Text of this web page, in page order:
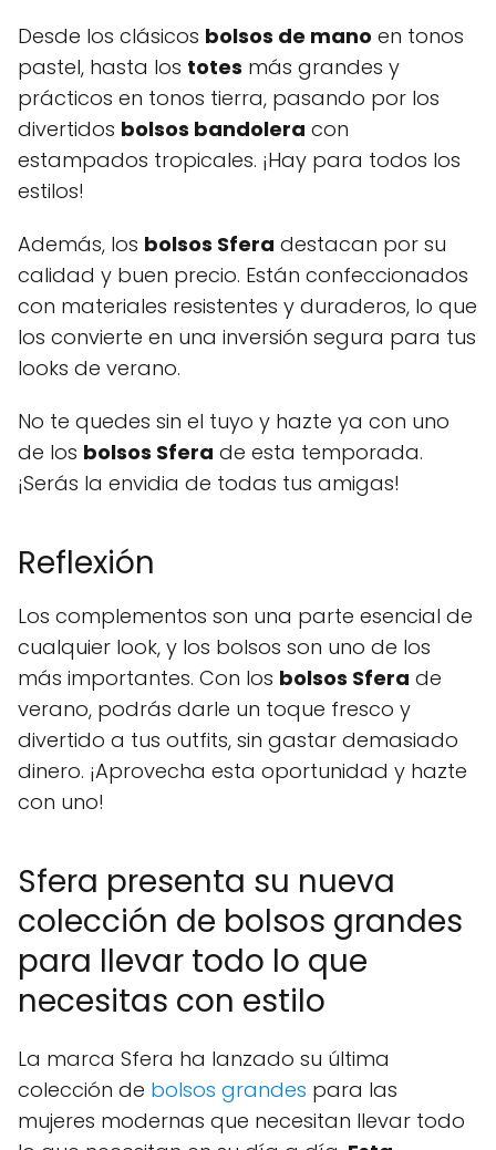
Desde los clásicos bolsos de mano en tonos
pastel, hasta los totes más grandes y
prácticos en tonos tierra, pasando por los
divertidos bolsos bandolera con
estampados tropicales. ¡Hay para todos los
estilos!
Además, los bolsos Sfera destacan por su
calidad y buen precio. Están confeccionados
con materiales resistentes y duraderos, lo que
los convierte en una inversión segura para tus
looks de verano.
No te quedes sin el tuyo y hazte ya con uno
de los bolsos Sfera de esta temporada.
¡Serás la envidia de todas tus amigas!
Reflexión
Los complementos son una parte esencial de
cualquier look, y los bolsos son uno de los
más importantes. Con los bolsos Sfera de
verano, podrás darle un toque fresco y
divertido a tus outfits, sin gastar demasiado
dinero. ¡Aprovecha esta oportunidad y hazte
con uno!
Sfera presenta su nueva
colección de bolsos grandes
para llevar todo lo que
necesitas con estilo
La marca Sfera ha lanzado su última
colección de bolsos grandes para las
mujeres modernas que necesitan llevar todo